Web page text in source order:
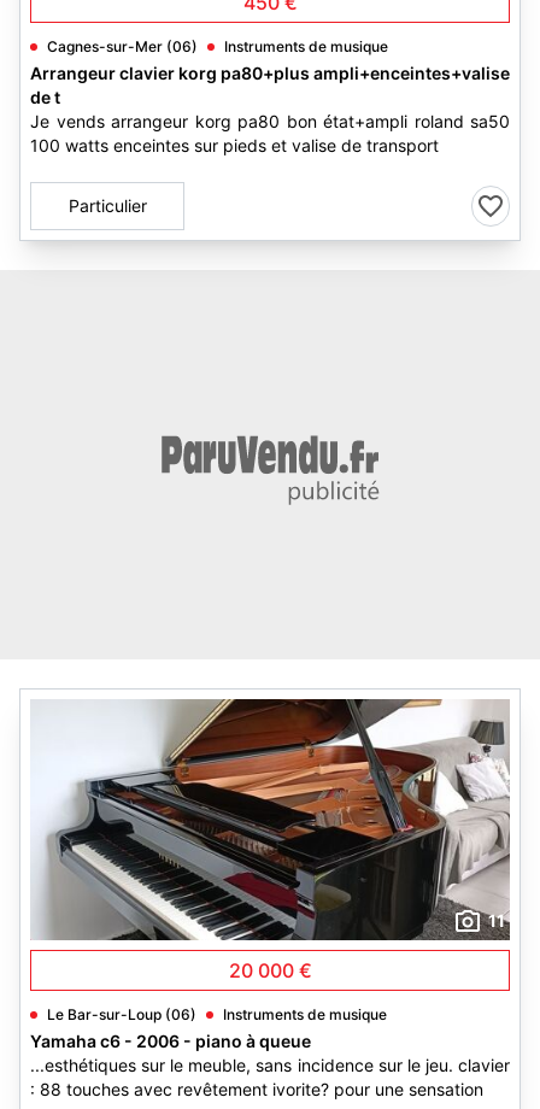
Cagnes-sur-Mer (06) Instruments de musique
Arrangeur clavier korg pa80+plus ampli+enceintes+valise
de t
Je vends arrangeur korg pa80 bon état+ampli roland sa50
100 watts enceintes sur pieds et valise de transport
Particulier
11
20 000 €
Le Bar-sur-Loup (06) Instruments de musique
Yamaha c6 - 2006 - piano à queue
...esthétiques sur le meuble, sans incidence sur le jeu. clavier
: 88 touches avec revêtement ivorite? pour une sensation